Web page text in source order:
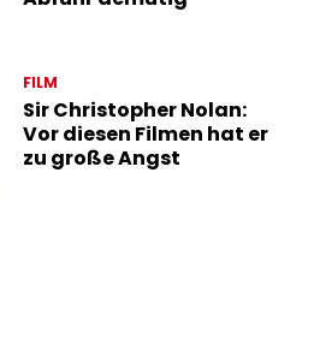
FILM
Sir Christopher Nolan:
Vor diesen Filmen hat er
zu große Angst